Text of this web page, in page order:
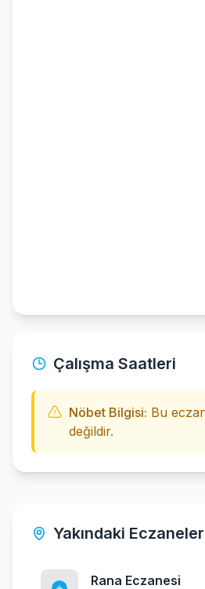
Çalışma Saatleri
Nöbet Bilgisi: Bu
değildir.
Yakındaki Eczaneler
Rana Eczanesi